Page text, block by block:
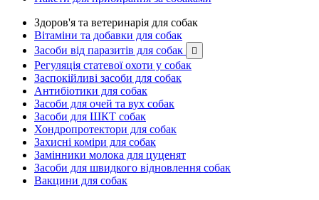
Здоров'я та ветеринарія для собак
Вітаміни та добавки для собак
Засоби від паразитів для собак

Регуляція статевої охоти у собак
Заспокійливі засоби для собак
Антибіотики для собак
Засоби для очей та вух собак
Засоби для ШКТ собак
Хондропротектори для собак
Захисні коміри для собак
Замінники молока для цуценят
Засоби для швидкого відновлення собак
Вакцини для собак